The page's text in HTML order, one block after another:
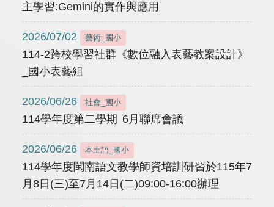
主學習:Gemini的實作與應用
2026/07/02 藝術_國小
114-2跨校學習社群《數位融入表藝教案設計》
_國小表藝組
2026/06/26 社會_國小
114學年度第二學期 6月聯席會議
2026/06/26 本土語_國小
114學年度閩南語文教學師資培訓研習於115年7
月8日(三)至7月14日(二)09:00-16:00辦理